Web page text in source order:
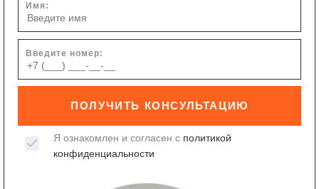
Имя:
Введите номер:
ПОЛУЧИТЬ КОНСУЛЬТАЦИЮ
Я ознакомлен и согласен с политикой
конфиденциальности